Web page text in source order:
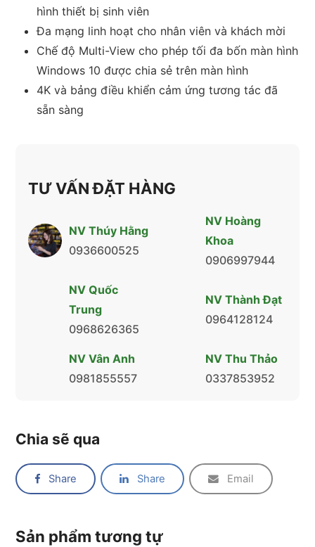
hình thiết bị sinh viên
Đa mạng linh hoạt cho nhân viên và khách mời
Chế độ Multi-View cho phép tối đa bốn màn hình
Windows 10 được chia sẻ trên màn hình
4K và bảng điều khiển cảm ứng tương tác đã
sẵn sàng
TƯ VẤN ĐẶT HÀNG
NV Thúy Hằng
0936600525
NV Hoàng
Khoa
0906997944
NV Quốc
Trung
0968626365
NV Thành Đạt
0964128124
NV Vân Anh
0981855557
NV Thu Thảo
0337853952
Chia sẽ qua
Share Share Email
Sản phẩm tương tự